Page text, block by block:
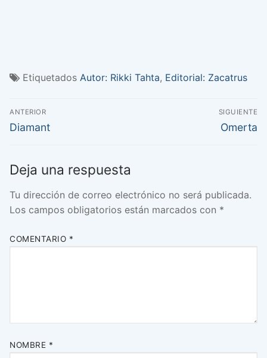
Etiquetados Autor: Rikki Tahta, Editorial: Zacatrus
Navegación
de
ANTERIOR
Entrada
Diamant
SIGUIENTE
Entrada
Omerta
Deja una respuesta
Tu dirección de correo electrónico no será publicada.
Los campos obligatorios están marcados con *
COMENTARIO *
NOMBRE *